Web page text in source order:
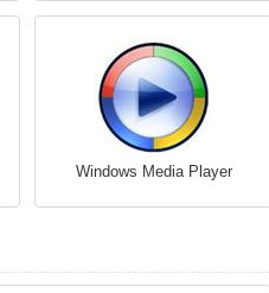
Windows Media Player